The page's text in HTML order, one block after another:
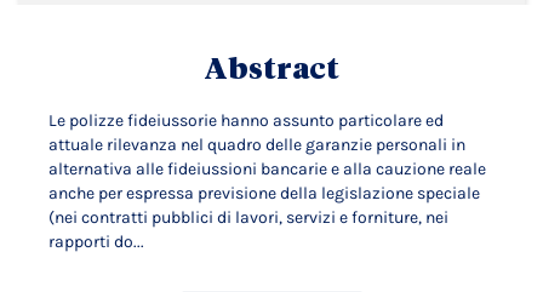
Abstract
Le polizze fideiussorie hanno assunto particolare ed
attuale rilevanza nel quadro delle garanzie personali in
alternativa alle fideiussioni bancarie e alla cauzione reale
anche per espressa previsione della legislazione speciale
(nei contratti pubblici di lavori, servizi e forniture, nei
rapporti do...